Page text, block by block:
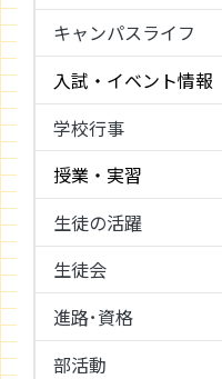
キャンパスライフ
入試・イベント情報
学校行事
授業・実習
生徒の活躍
生徒会
進路･資格
部活動